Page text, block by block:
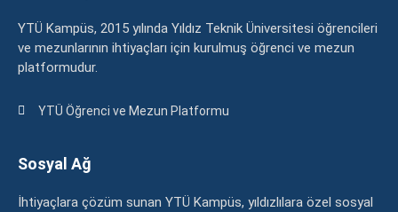
YTÜ Kampüs, 2015 yılında Yıldız Teknik Üniversitesi öğrencileri
ve mezunlarının ihtiyaçları için kurulmuş öğrenci ve mezun
platformudur.
YTÜ Öğrenci ve Mezun Platformu
Sosyal Ağ
İhtiyaçlara çözüm sunan YTÜ Kampüs, yıldızlılara özel sosyal